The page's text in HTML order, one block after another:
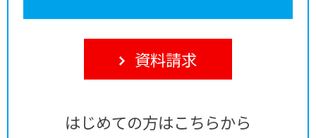
資料請求
はじめての方はこちらから